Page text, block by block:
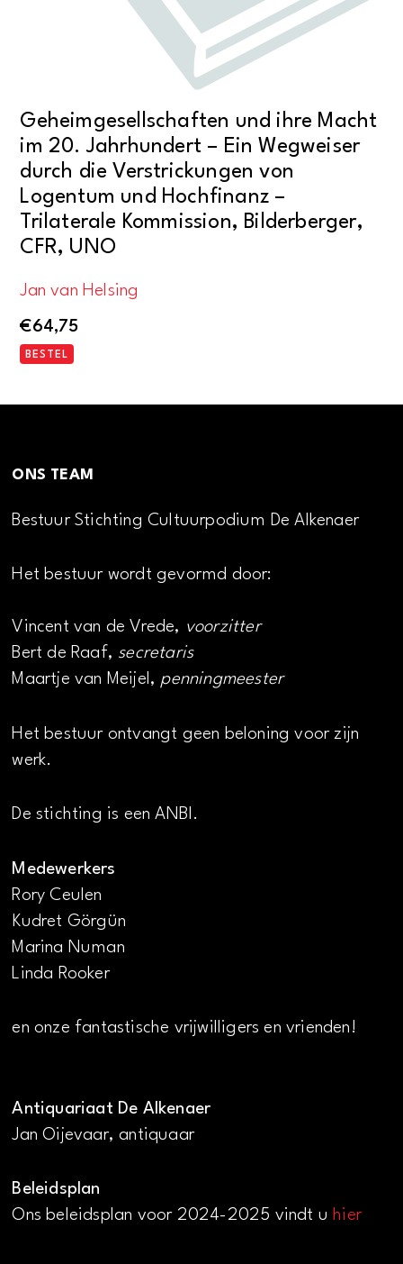
Geheimgesellschaften und ihre Macht
im 20. Jahrhundert – Ein Wegweiser
durch die Verstrickungen von
Logentum und Hochfinanz –
Trilaterale Kommission, Bilderberger,
CFR, UNO
Jan van Helsing
€64,75
BESTEL
ONS TEAM
Bestuur Stichting Cultuurpodium De Alkenaer
Het bestuur wordt gevormd door:
Vincent van de Vrede, voorzitter
Bert de Raaf, secretaris
Maartje van Meijel, penningmeester
Het bestuur ontvangt geen beloning voor zijn
werk.
De stichting is een ANBI.
Medewerkers
Rory Ceulen
Kudret Görgün
Marina Numan
Linda Rooker
en onze fantastische vrijwilligers en vrienden!
Antiquariaat De Alkenaer
Jan Oijevaar, antiquaar
Beleidsplan
Ons beleidsplan voor 2024-2025 vindt uhier